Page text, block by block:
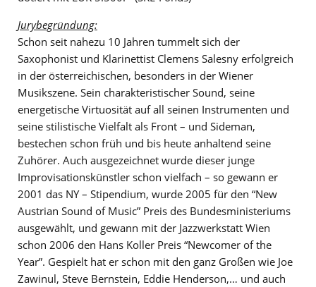
Jurybegründung:
Schon seit nahezu 10 Jahren tummelt sich der
Saxophonist und Klarinettist Clemens Salesny erfolgreich
in der österreichischen, besonders in der Wiener
Musikszene. Sein charakteristischer Sound, seine
energetische Virtuosität auf all seinen Instrumenten und
seine stilistische Vielfalt als Front – und Sideman,
bestechen schon früh und bis heute anhaltend seine
Zuhörer. Auch ausgezeichnet wurde dieser junge
Improvisationskünstler schon vielfach – so gewann er
2001 das NY – Stipendium, wurde 2005 für den “New
Austrian Sound of Music” Preis des Bundesministeriums
ausgewählt, und gewann mit der Jazzwerkstatt Wien
schon 2006 den Hans Koller Preis “Newcomer of the
Year”. Gespielt hat er schon mit den ganz Großen wie Joe
Zawinul, Steve Bernstein, Eddie Henderson,… und auch